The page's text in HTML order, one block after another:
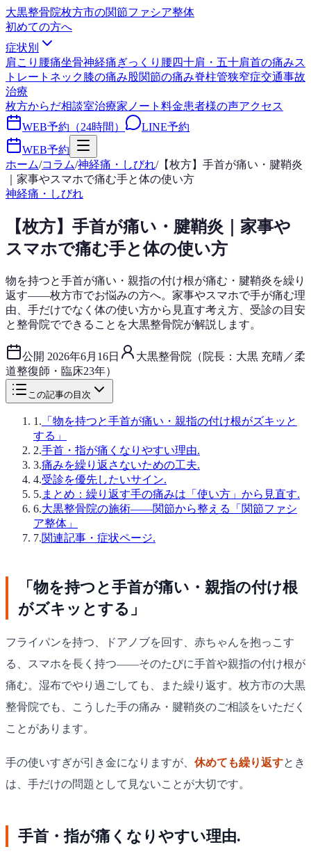
大黒整骨院枚方市の関節ファシア整体
初めての方へ
症状別
肩こり 腰痛坐骨神経痛ぎっくり腰四十肩・五十肩首の痛みス
トレートネック膝の痛み股関節の痛み脊柱管狭窄症交通事故
治療
枚方からだ相談室治療家ノート 料金患者様の声アクセス
WEB予約（24時間）
LINE予約
WEB予約
ホーム/コラム/神経痛・しびれ/【枚方】手首が痛い・腱鞘炎
｜家事やスマホで痛む手と体の使い方
神経痛・しびれ
【枚方】手首が痛い・腱鞘炎｜家事や
スマホで痛む手と体の使い方
物を持つと手首が痛い・親指の付け根が痛む・腱鞘炎を繰り
返す——枚方市でお悩みの方へ。家事やスマホで手が痛む理
由、手だけでなく体の使い方から見直す考え方、受診の目安
と整骨院でできることを大黒整骨院が解説します。
公開 2026年6月16日
大黒整骨院（院長：大黒 充晴／柔
道整復師・臨床23年）
この記事の目次
1 . 「物を持つと手首が痛い・親指の付け根がズキッと
する」
2.手首・指が痛くなりやすい理由.
3.痛みを繰り返さないための工夫.
4.受診を優先したいサイン.
5. まとめ：繰り返す手の痛みは「使い方」から見直す.
6.大黒整骨院の施術——関節から整える「関節ファシ
ア整体」
7.関連記事・症状ページ.
「物を持つと手首が痛い・親指の付け根
がズキッとする」
フライパンを持つ、ドアノブを回す、赤ちゃんを抱っこす
る、スマホを長く持つ——そのたびに手首や親指の付け根が
痛む。湿布でやり過ごしても、また繰り返す。枚方市の大黒
整骨院でも、こうした手の痛み・腱鞘炎のご相談をいただく
ことがあります。
手の使いすぎが引き金になりますが、 休めても繰り返すとき
は、手だけの問題として見ないことが大切です。
手首・指が痛くなりやすい理由.